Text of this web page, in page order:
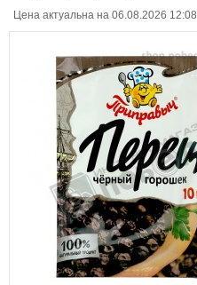
Цена актуальна на 06.08.2026 12:08